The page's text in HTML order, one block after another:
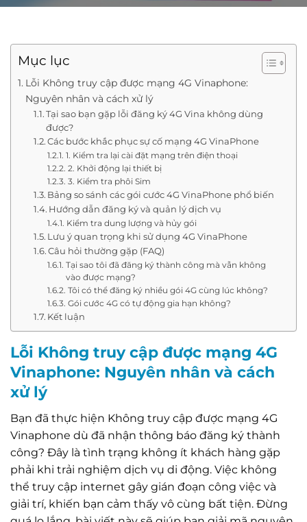
Mục lục
Lỗi Không truy cập được mạng 4G Vinaphone:
Nguyên nhân và cách xử lý
Tại sao bạn gặp lỗi đăng ký 4G Vina không dùng
được?
Các bước khắc phục sự cố mạng 4G VinaPhone
1. Kiểm tra lại cài đặt mạng trên điện thoại
2. Khởi động lại thiết bị
3. Kiểm tra phôi Sim
Bảng so sánh các gói cước 4G VinaPhone phổ biến
Hướng dẫn đăng ký và quản lý dịch vụ
Kiểm tra dung lượng và hủy gói
Lưu ý quan trọng khi sử dụng 4G VinaPhone
Câu hỏi thường gặp (FAQ)
Tại sao tôi đã đăng ký thành công mà vẫn không
vào được mạng?
Tôi có thể đăng ký nhiều gói 4G cùng lúc không?
Gói cước 4G có tự động gia hạn không?
Kết luận
Lỗi Không truy cập được mạng 4G
Vinaphone: Nguyên nhân và cách
xử lý
Bạn đã thực hiện Không truy cập được mạng 4G
Vinaphone dù đã nhận thông báo đăng ký thành
công? Đây là tình trạng không ít khách hàng gặp
phải khi trải nghiệm dịch vụ di động. Việc không
thể truy cập internet gây gián đoạn công việc và
giải trí, khiến bạn cảm thấy vô cùng bất tiện. Đừng